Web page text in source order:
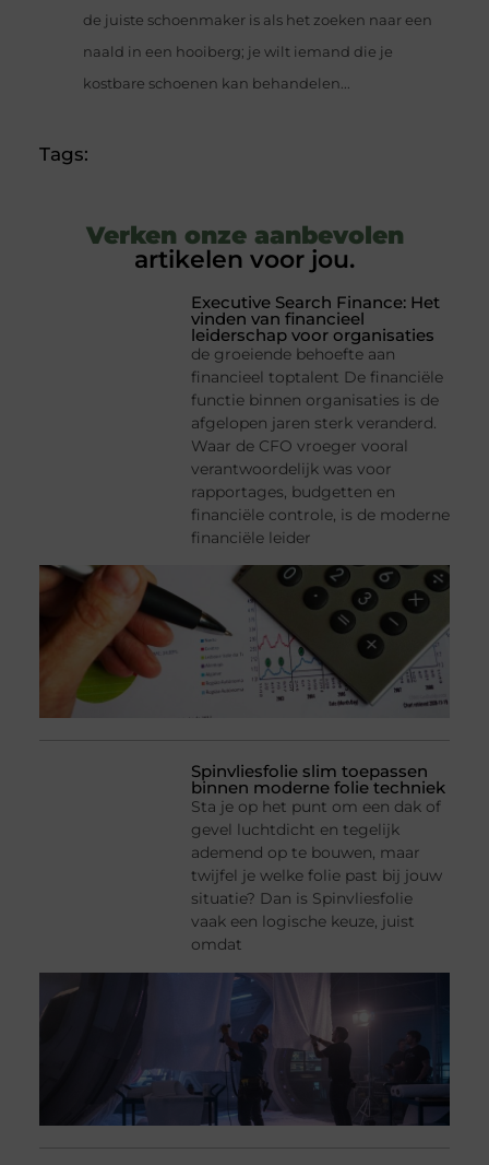
de juiste schoenmaker is als het zoeken naar een
naald in een hooiberg; je wilt iemand die je
kostbare schoenen kan behandelen...
Tags:
Verken onze aanbevolen
artikelen voor jou.
Executive Search Finance: Het
vinden van financieel
leiderschap voor organisaties
de groeiende behoefte aan
financieel toptalent De financiële
functie binnen organisaties is de
afgelopen jaren sterk veranderd.
Waar de CFO vroeger vooral
verantwoordelijk was voor
rapportages, budgetten en
financiële controle, is de moderne
financiële leider
Spinvliesfolie slim toepassen
binnen moderne folie techniek
Sta je op het punt om een dak of
gevel luchtdicht en tegelijk
ademend op te bouwen, maar
twijfel je welke folie past bij jouw
situatie? Dan is Spinvliesfolie
vaak een logische keuze, juist
omdat